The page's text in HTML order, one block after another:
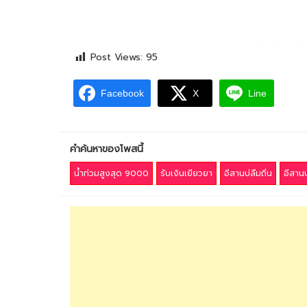
Post Views: 95
Facebook X Line
คำค้นหาของโพสนี้
น้ำท่วมสูงสุด 9000 รับเงินเยียวยา อีสานบ่ลืมถิ่น อีสาน